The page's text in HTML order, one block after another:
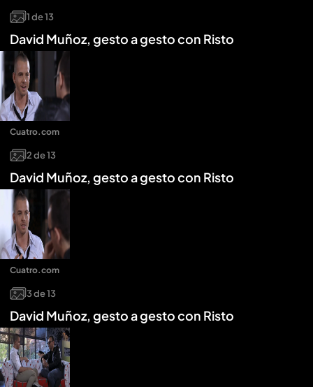
1de13
David Muñoz, gesto a gesto con Risto
2de13
David Muñoz, gesto a gesto con Risto
Cuatro.com
3de13
David Muñoz, gesto a gesto con Risto
Cuatro.com